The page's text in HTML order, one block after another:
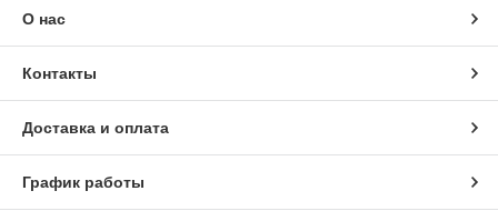
О нас
Контакты
Доставка и оплата
График работы